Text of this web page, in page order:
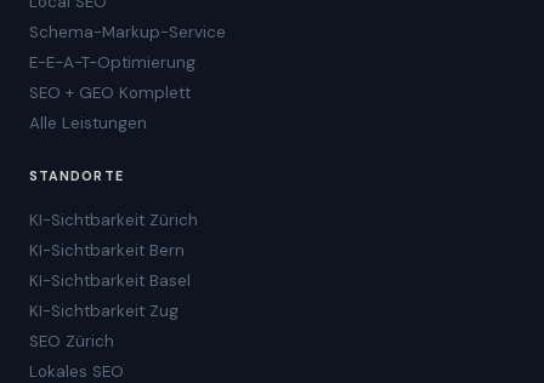
Schema-Markup-Service
E-E-A-T-Optimierung
SEO + GEO Komplett
Alle Leistungen
STANDORTE
KI-Sichtbarkeit Zürich
KI-Sichtbarkeit Bern
KI-Sichtbarkeit Basel
KI-Sichtbarkeit Zug
SEO Zürich
Lokales SEO